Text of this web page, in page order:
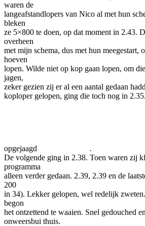
waren de
langeafstandlopers van Nico al met hun
bleken
ze 5×800 te doen, op dat moment in 2.43.
overheen
met mijn schema, dus met hun meegestart,
hoeven
lopen. Wilde niet op kop gaan lopen, om
jagen,
zeker gezien zij er al een aantal gedaan
koploper gelopen, ging die toch nog in
opgejaagd
.
De volgende ging in 2.38. Toen waren zij
programma
alleen verder gedaan. 2.39, 2.39 en de
200
in 34). Lekker gelopen, wel redelijk
begon
het ontzettend te waaien. Snel gedouched
onweersbui thuis.